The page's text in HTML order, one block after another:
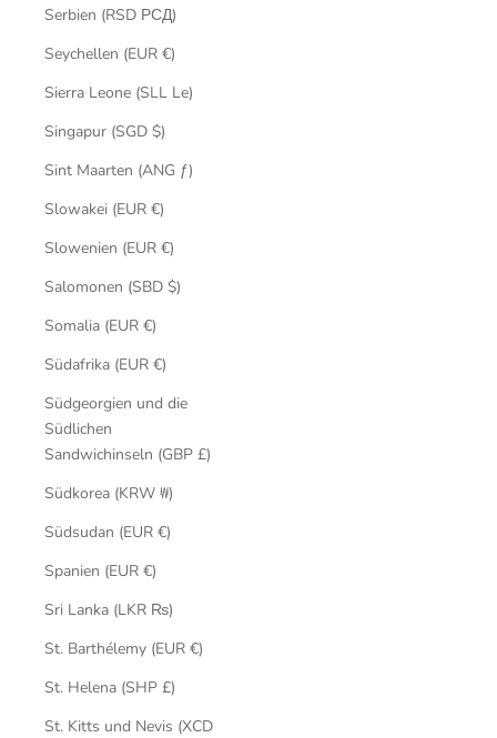
Serbien (RSD РСД)
Seychellen (EUR €)
Sierra Leone (SLL Le)
Singapur (SGD $)
Sint Maarten (ANG ƒ)
Slowakei (EUR €)
Slowenien (EUR €)
Salomonen (SBD $)
Somalia (EUR €)
Südafrika (EUR €)
Südgeorgien und die
Südlichen
Sandwichinseln (GBP £)
Südkorea (KRW ₩)
Südsudan (EUR €)
Spanien (EUR €)
Sri Lanka (LKR ₨)
St. Barthélemy (EUR €)
St. Helena (SHP £)
St. Kitts und Nevis (XCD